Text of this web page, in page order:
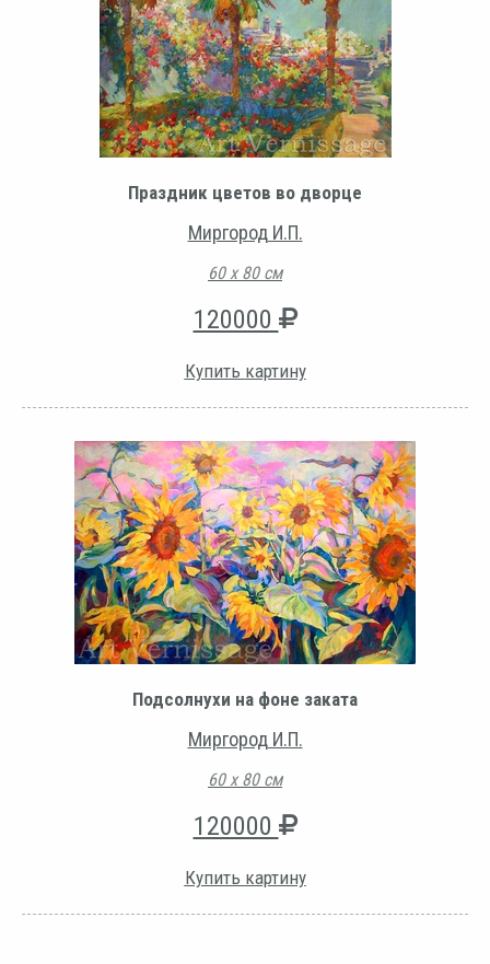
Праздник цветов во дворце
Миргород И.П.
60 х 80 см
120000
Купить картину
Подсолнухи на фоне заката
Миргород И.П.
60 х 80 см
120000
Купить картину